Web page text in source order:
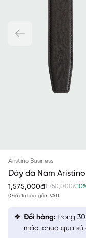
Aristino Business
Dây da Nam Aristino
1,575,000đ1,750,000đ
(Giá đã bao gồm VAT)
Đổi hàng: trong
mác, chưa qua